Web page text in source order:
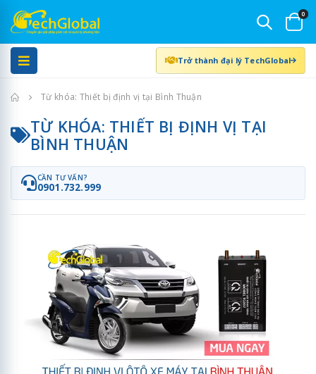
0
Trở thành đại lý TechGlobal
Trang chủTừ khóa: Thiết bị định vị tại Bình Thuận
TỪ KHÓA: THIẾT BỊ ĐỊNH VỊ TẠI
BÌNH THUẬN
CẦN TƯ VẤN?
0901.732.999